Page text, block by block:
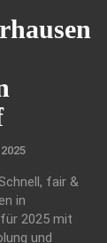
fair &
in
2025 mit
und